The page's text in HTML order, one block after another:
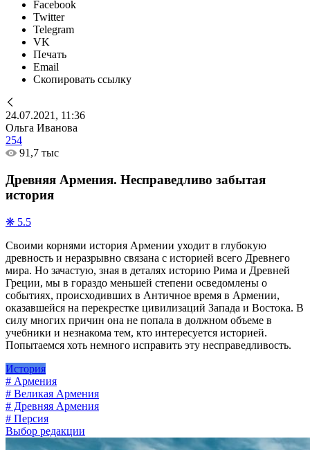
Facebook
Twitter
Telegram
VK
Печать
Email
Скопировать ссылку
24.07.2021, 11:36
Ольга Иванова
254
91,7 тыс
Древняя Армения. Несправедливо забытая
история
❋ 5.5
Своими корнями история Армении уходит в глубокую
древность и неразрывно связана с историей всего Древнего
мира. Но зачастую, зная в деталях историю Рима и Древней
Греции, мы в гораздо меньшей степени осведомлены о
событиях, происходивших в Античное время в Армении,
оказавшейся на перекрестке цивилизаций Запада и Востока. В
силу многих причин она не попала в должном объеме в
учебники и незнакома тем, кто интересуется историей.
Попытаемся хоть немного исправить эту несправедливость.
История
# Армения
# Великая Армения
# Древняя Армения
# Персия
Выбор редакции